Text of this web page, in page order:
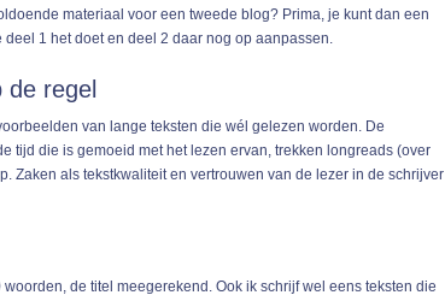
materiaal voor een tweede blog? Prima, je kunt dan een
1 het doet en deel 2 daar nog op aanpassen.
regel
van lange teksten die wél gelezen worden. De
tijd die is gemoeid met het lezen ervan, trekken longreads (over
Zaken als tekstkwaliteit en vertrouwen van de lezer in de schrijver
de titel meegerekend. Ook ik schrijf wel eens teksten die